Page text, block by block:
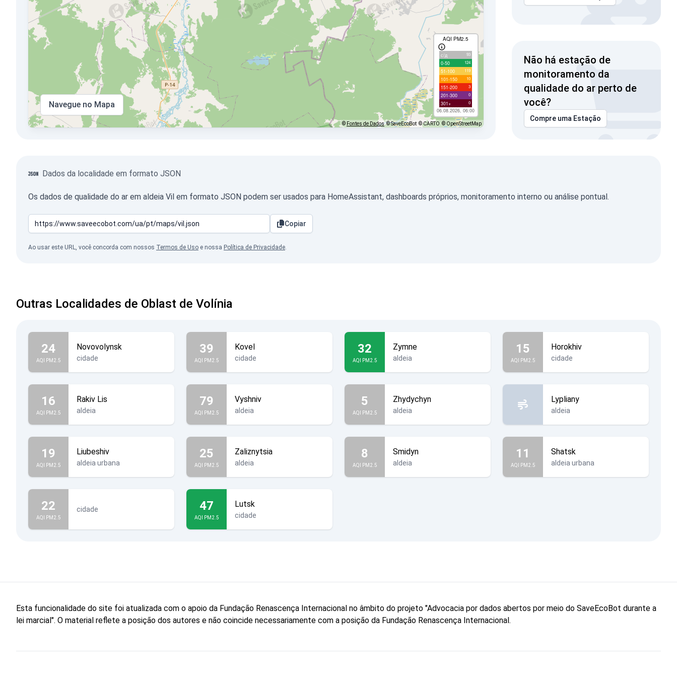
AQI PM2.5
с/д 93
0-50 124
51-100 119
101-150 10
151-200 3
201-300 0
301+ 0
06.08.2026, 06:00
Navegue no Mapa
© Fontes de Dados © SaveEcoBot © CARTO © OpenStreetMap
Não há estação de
monitoramento da
qualidade do ar perto de
você?
Compre uma Estação
Dados da localidade em formato JSON
Os dados de qualidade do ar em aldeia Vil em formato JSON podem ser usados para HomeAssistant, dashboards próprios, monitoramento interno ou análise pontual.
Copiar
Ao usar este URL, você concorda com nossos Termos de Uso e nossa Política de Privacidade.
Outras Localidades de Oblast de Volínia
24
AQI PM2.5
Novovolynsk
cidade
39
AQI PM2.5
Kovel
cidade
32
AQI PM2.5
Zymne
aldeia
15
AQI PM2.5
Horokhiv
cidade
16
AQI PM2.5
Rakiv Lis
aldeia
79
AQI PM2.5
Vyshniv
aldeia
5
AQI PM2.5
Zhydychyn
aldeia
Lypliany
aldeia
19
AQI PM2.5
Liubeshiv
aldeia urbana
25
AQI PM2.5
Zaliznytsia
aldeia
8
AQI PM2.5
Smidyn
aldeia
11
AQI PM2.5
Shatsk
aldeia urbana
22
AQI PM2.5
cidade 47
AQI PM2.5
Lutsk
cidade
Esta funcionalidade do site foi atualizada com o apoio da Fundação Renascença Internacional no âmbito do projeto "Advocacia por dados abertos por meio do SaveEcoBot durante a
lei marcial". O material reflete a posição dos autores e não coincide necessariamente com a posição da Fundação Renascença Internacional.